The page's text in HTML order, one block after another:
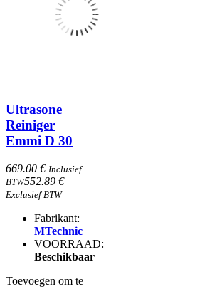
Ultrasone
Reiniger
Emmi D 30
669.00 € Inclusief
BTW552.89 €
Exclusief BTW
Fabrikant:
MTechnic
VOORRAAD:
Beschikbaar
Toevoegen om te